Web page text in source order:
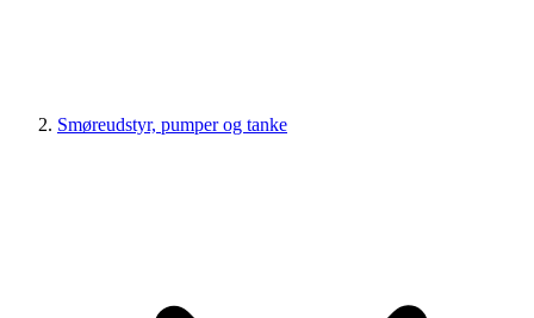
Smøreudstyr, pumper og tanke